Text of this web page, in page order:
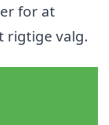
for at
rigtige valg.